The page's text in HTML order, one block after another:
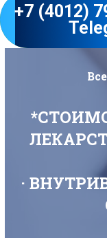
+7 (4012)
·